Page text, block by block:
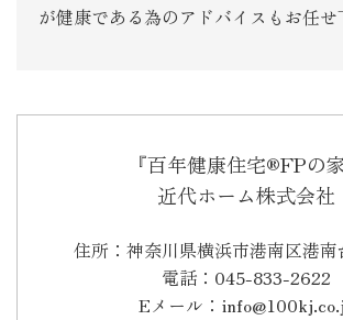
が健康である為のアドバイスもお任せ
『百年健康住宅®FPの家
近代ホーム株式会社
住所：神奈川県横浜市港南区港
電話：045-833-2622
Eメール：